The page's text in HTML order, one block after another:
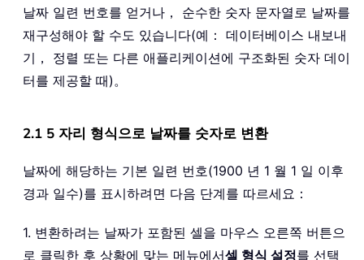
날짜 일련 번호를 얻거나， 순수한 숫자 문자열로 날짜를
재구성해야 할 수도 있습니다(예： 데이터베이스 내보내
기， 정렬 또는 다른 애플리케이션에 구조화된 숫자 데이
터를 제공할 때)。
2.1 5 자리 형식으로 날짜를 숫자로 변환
날짜에 해당하는 기본 일련 번호(1900 년 1 월 1 일 이후
경과 일수)를 표시하려면 다음 단계를 따르세요：
1. 변환하려는 날짜가 포함된 셀을 마우스 오른쪽 버튼으
로 클릭한 후 상황에 맞는 메뉴에서셀 형식 설정를 선택